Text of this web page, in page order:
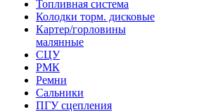
Топливная система
Колодки торм. дисковые
Картер/горловины
малянные
СЦУ
РМК
Ремни
Сальники
ПГУ сцепления